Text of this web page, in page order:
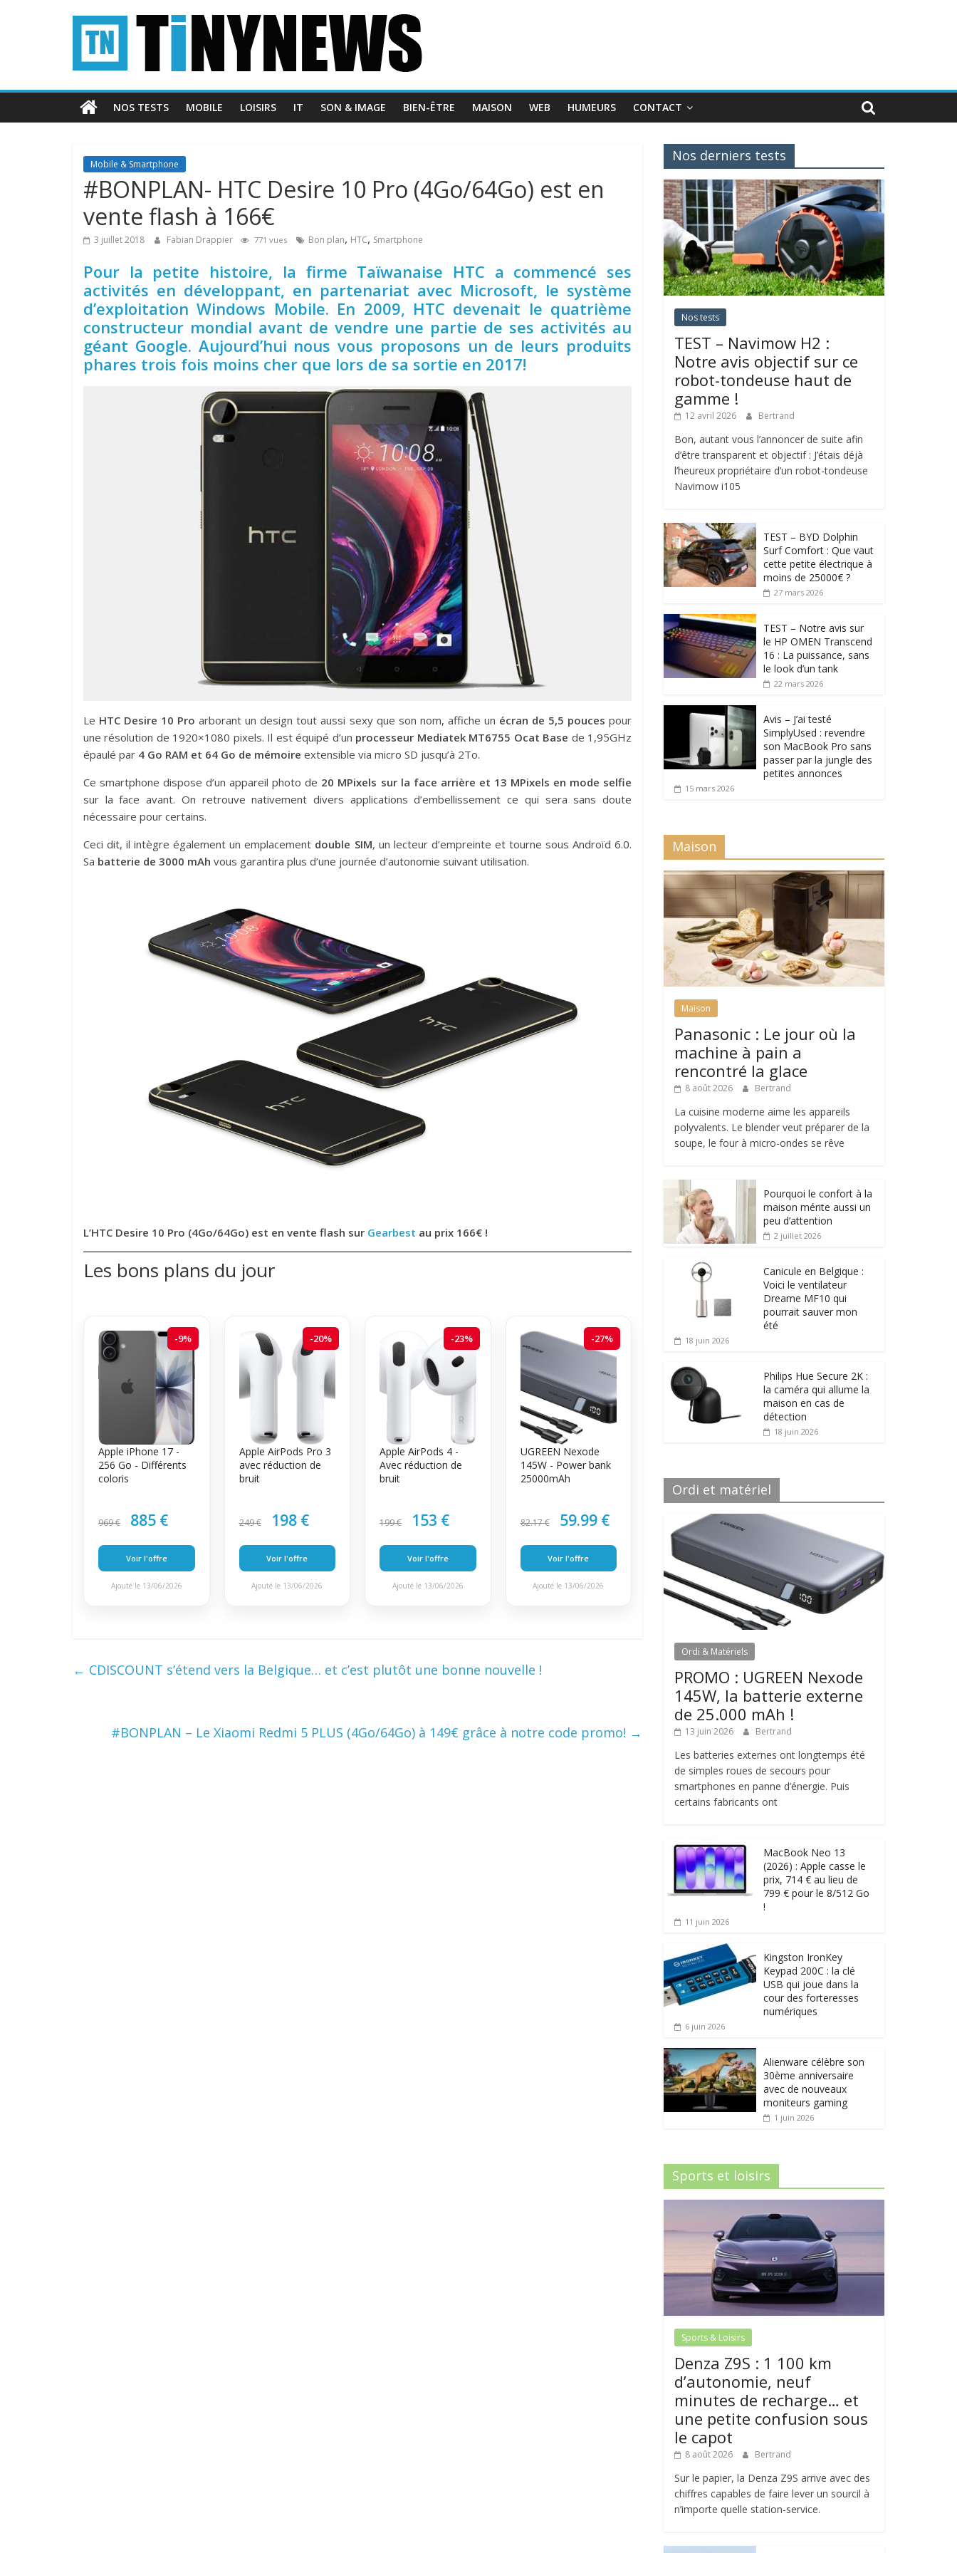
Tinynews
Le
belge
connectéNOS TESTS MOBILE LOISIRS IT SON & IMAGE BIEN-ÊTRE MAISON WEB HUMEURS CONTACT
Mobile & Smartphone
#BONPLAN- HTC Desire 10 Pro (4Go/64Go) est en
vente flash à 166€
3 juillet 2018 Fabian Drappier 771 vues Bon plan, HTC, Smartphone
Pour la petite histoire, la firme Taïwanaise HTC a commencé ses
activités en développant, en partenariat avec Microsoft, le système
d’exploitation Windows Mobile. En 2009, HTC devenait le quatrième
constructeur mondial avant de vendre une partie de ses activités au
géant Google. Aujourd’hui nous vous proposons un de leurs produits
phares trois fois moins cher que lors de sa sortie en 2017!
Le HTC Desire 10 Pro arborant un design tout aussi sexy que son nom, affiche un écran de 5,5 pouces pour
une résolution de 1920×1080 pixels. Il est équipé d’un processeur Mediatek MT6755 Ocat Base de 1,95GHz
épaulé par 4 Go RAM et 64 Go de mémoire extensible via micro SD jusqu’à 2To.
Ce smartphone dispose d’un appareil photo de 20 MPixels sur la face arrière et 13 MPixels en mode selfie
sur la face avant. On retrouve nativement divers applications d’embellissement ce qui sera sans doute
nécessaire pour certains.
Ceci dit, il intègre également un emplacement double SIM, un lecteur d’empreinte et tourne sous Androïd 6.0.
Sa batterie de 3000 mAh vous garantira plus d’une journée d’autonomie suivant utilisation.
L’HTC Desire 10 Pro (4Go/64Go) est en vente flash sur Gearbest au prix 166€ !
Les bons plans du jour
-9%
Apple iPhone 17 -
256 Go - Différents
coloris
969 € 885 €
Voir l'offre
Ajouté le 13/06/2026
-20%
Apple AirPods Pro 3
avec réduction de
bruit
249 € 198 €
Voir l'offre
Ajouté le 13/06/2026
-23%
Apple AirPods 4 -
Avec réduction de
bruit
199 € 153 €
Voir l'offre
Ajouté le 13/06/2026
-27%
UGREEN Nexode
145W - Power bank
25000mAh
82.17 € 59.99 €
Voir l'offre
Ajouté le 13/06/2026
← CDISCOUNT s’étend vers la Belgique… et c’est plutôt une bonne nouvelle !
#BONPLAN – Le Xiaomi Redmi 5 PLUS (4Go/64Go) à 149€ grâce à notre code promo! →
Nos derniers tests
Nos tests
TEST – Navimow H2 :
Notre avis objectif sur ce
robot-tondeuse haut de
gamme !
12 avril 2026 Bertrand
Bon, autant vous l’annoncer de suite afin
d’être transparent et objectif : J’étais déjà
l’heureux propriétaire d’un robot-tondeuse
Navimow i105
TEST – BYD Dolphin
Surf Comfort : Que vaut
cette petite électrique à
moins de 25000€ ?
27 mars 2026
TEST – Notre avis sur
le HP OMEN Transcend
16 : La puissance, sans
le look d’un tank
22 mars 2026
Avis – J’ai testé
SimplyUsed : revendre
son MacBook Pro sans
passer par la jungle des
petites annonces
15 mars 2026
Maison
Maison
Panasonic : Le jour où la
machine à pain a
rencontré la glace
8 août 2026 Bertrand
La cuisine moderne aime les appareils
polyvalents. Le blender veut préparer de la
soupe, le four à micro-ondes se rêve
Pourquoi le confort à la
maison mérite aussi un
peu d’attention
2 juillet 2026
Canicule en Belgique :
Voici le ventilateur
Dreame MF10 qui
pourrait sauver mon
été
18 juin 2026
Philips Hue Secure 2K :
la caméra qui allume la
maison en cas de
détection
18 juin 2026
Ordi et matériel
Ordi & Matériels
PROMO : UGREEN Nexode
145W, la batterie externe
de 25.000 mAh !
13 juin 2026 Bertrand
Les batteries externes ont longtemps été
de simples roues de secours pour
smartphones en panne d’énergie. Puis
certains fabricants ont
MacBook Neo 13
(2026) : Apple casse le
prix, 714 € au lieu de
799 € pour le 8/512 Go
!
11 juin 2026
Kingston IronKey
Keypad 200C : la clé
USB qui joue dans la
cour des forteresses
numériques
6 juin 2026
Alienware célèbre son
30ème anniversaire
avec de nouveaux
moniteurs gaming
1 juin 2026
Sports et loisirs
Sports & Loisirs
Denza Z9S : 1 100 km
d’autonomie, neuf
minutes de recharge… et
une petite confusion sous
le capot
8 août 2026 Bertrand
Sur le papier, la Denza Z9S arrive avec des
chiffres capables de faire lever un sourcil à
n’importe quelle station-service.